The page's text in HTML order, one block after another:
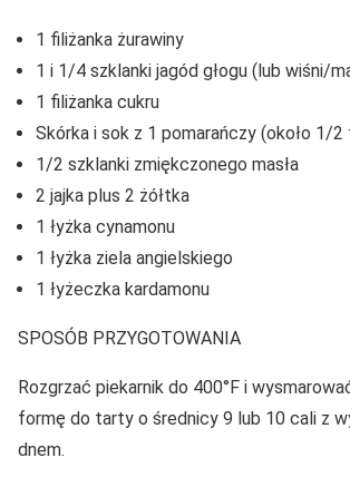
1 filiżanka żurawiny
1 i 1/4 szklanki jagód głogu (lub wiśni/
1 filiżanka cukru
Skórka i sok z 1 pomarańczy (około 1/2
1/2 szklanki zmiękczonego masła
2 jajka plus 2 żółtka
1 łyżka cynamonu
1 łyżka ziela angielskiego
1 łyżeczka kardamonu
SPOSÓB PRZYGOTOWANIA
Rozgrzać piekarnik do 400°F i
formę do tarty o średnicy 9 lub 10 cali z
dnem.